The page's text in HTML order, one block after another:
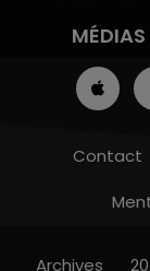
MÉDIAS
Contact
Archives